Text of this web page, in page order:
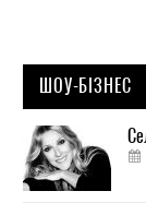
ШОУ-БІЗНЕС